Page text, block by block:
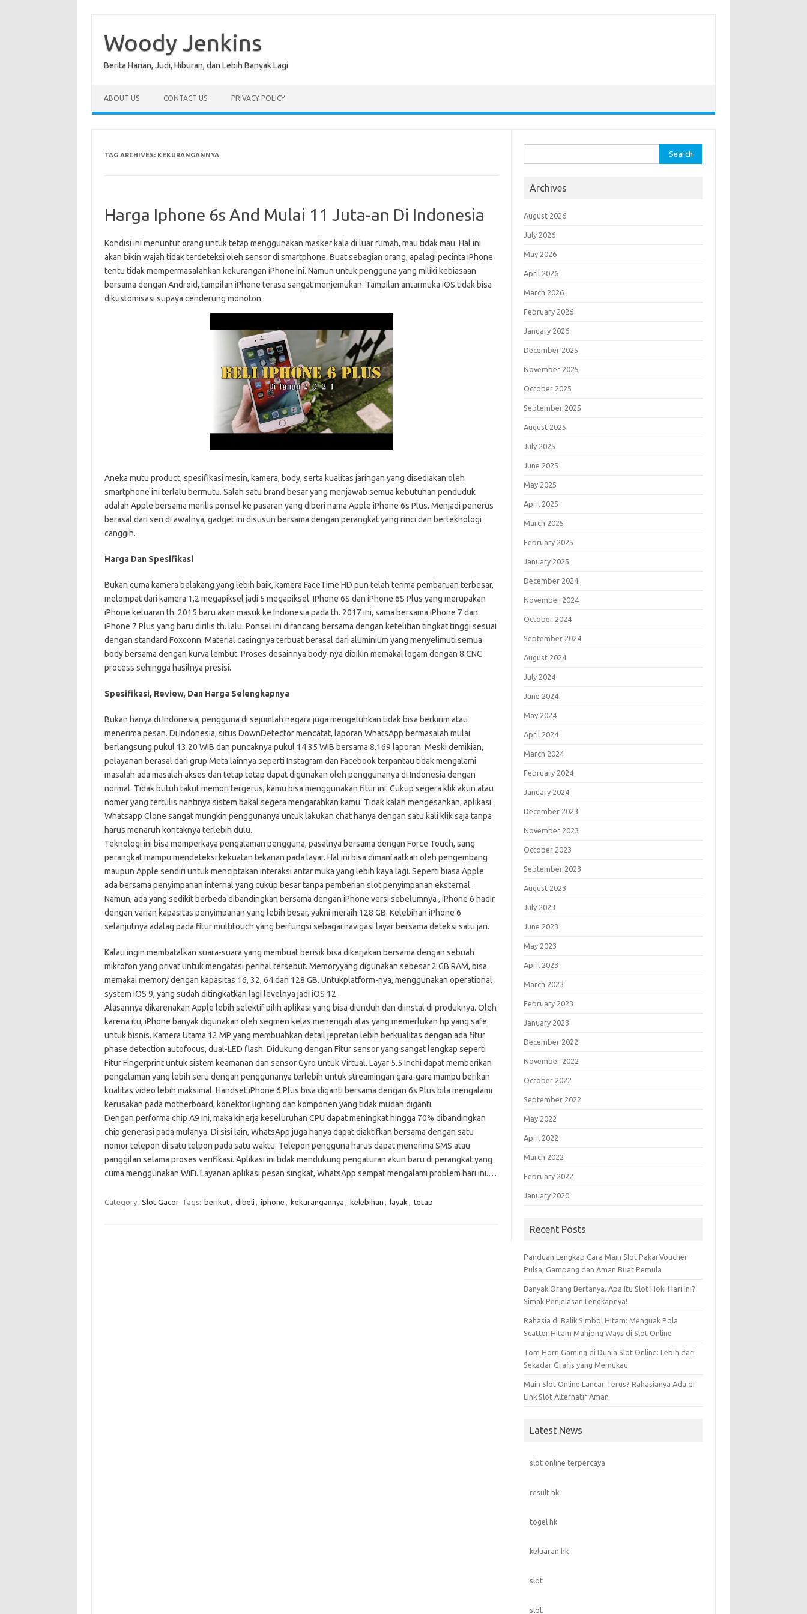
contentWoody Jenkins
Berita Harian, Judi, Hiburan, dan Lebih Banyak Lagi
ABOUT US CONTACT US PRIVACY POLICY
TAG ARCHIVES: KEKURANGANNYA
Harga Iphone 6s And Mulai 11 Juta-an Di Indonesia
Kondisi ini menuntut orang untuk tetap menggunakan masker kala di luar rumah, mau tidak mau. Hal ini
akan bikin wajah tidak terdeteksi oleh sensor di smartphone. Buat sebagian orang, apalagi pecinta iPhone
tentu tidak mempermasalahkan kekurangan iPhone ini. Namun untuk pengguna yang miliki kebiasaan
bersama dengan Android, tampilan iPhone terasa sangat menjemukan. Tampilan antarmuka iOS tidak bisa
dikustomisasi supaya cenderung monoton.
Aneka mutu product, spesifikasi mesin, kamera, body, serta kualitas jaringan yang disediakan oleh
smartphone ini terlalu bermutu. Salah satu brand besar yang menjawab semua kebutuhan penduduk
adalah Apple bersama merilis ponsel ke pasaran yang diberi nama Apple iPhone 6s Plus. Menjadi penerus
berasal dari seri di awalnya, gadget ini disusun bersama dengan perangkat yang rinci dan berteknologi
canggih.
Harga Dan Spesifikasi
Bukan cuma kamera belakang yang lebih baik, kamera FaceTime HD pun telah terima pembaruan terbesar,
melompat dari kamera 1,2 megapiksel jadi 5 megapiksel. IPhone 6S dan iPhone 6S Plus yang merupakan
iPhone keluaran th. 2015 baru akan masuk ke Indonesia pada th. 2017 ini, sama bersama iPhone 7 dan
iPhone 7 Plus yang baru dirilis th. lalu. Ponsel ini dirancang bersama dengan ketelitian tingkat tinggi sesuai
dengan standard Foxconn. Material casingnya terbuat berasal dari aluminium yang menyelimuti semua
body bersama dengan kurva lembut. Proses desainnya body-nya dibikin memakai logam dengan 8 CNC
process sehingga hasilnya presisi.
Spesifikasi, Review, Dan Harga Selengkapnya
Bukan hanya di Indonesia, pengguna di sejumlah negara juga mengeluhkan tidak bisa berkirim atau
menerima pesan. Di Indonesia, situs DownDetector mencatat, laporan WhatsApp bermasalah mulai
berlangsung pukul 13.20 WIB dan puncaknya pukul 14.35 WIB bersama 8.169 laporan. Meski demikian,
pelayanan berasal dari grup Meta lainnya seperti Instagram dan Facebook terpantau tidak mengalami
masalah ada masalah akses dan tetap tetap dapat digunakan oleh penggunanya di Indonesia dengan
normal. Tidak butuh takut memori tergerus, kamu bisa menggunakan fitur ini. Cukup segera klik akun atau
nomer yang tertulis nantinya sistem bakal segera mengarahkan kamu. Tidak kalah mengesankan, aplikasi
Whatsapp Clone sangat mungkin penggunanya untuk lakukan chat hanya dengan satu kali klik saja tanpa
harus menaruh kontaknya terlebih dulu.
Teknologi ini bisa memperkaya pengalaman pengguna, pasalnya bersama dengan Force Touch, sang
perangkat mampu mendeteksi kekuatan tekanan pada layar. Hal ini bisa dimanfaatkan oleh pengembang
maupun Apple sendiri untuk menciptakan interaksi antar muka yang lebih kaya lagi. Seperti biasa Apple
ada bersama penyimpanan internal yang cukup besar tanpa pemberian slot penyimpanan eksternal.
Namun, ada yang sedikit berbeda dibandingkan bersama dengan iPhone versi sebelumnya , iPhone 6 hadir
dengan varian kapasitas penyimpanan yang lebih besar, yakni meraih 128 GB. Kelebihan iPhone 6
selanjutnya adalag pada fitur multitouch yang berfungsi sebagai navigasi layar bersama deteksi satu jari.
Kalau ingin membatalkan suara-suara yang membuat berisik bisa dikerjakan bersama dengan sebuah
mikrofon yang privat untuk mengatasi perihal tersebut. Memoryyang digunakan sebesar 2 GB RAM, bisa
memakai memory dengan kapasitas 16, 32, 64 dan 128 GB. Untukplatform-nya, menggunakan operational
system iOS 9, yang sudah ditingkatkan lagi levelnya jadi iOS 12.
Alasannya dikarenakan Apple lebih selektif pilih aplikasi yang bisa diunduh dan diinstal di produknya. Oleh
karena itu, iPhone banyak digunakan oleh segmen kelas menengah atas yang memerlukan hp yang safe
untuk bisnis. Kamera Utama 12 MP yang membuahkan detail jepretan lebih berkualitas dengan ada fitur
phase detection autofocus, dual-LED flash. Didukung dengan Fitur sensor yang sangat lengkap seperti
Fitur Fingerprint untuk sistem keamanan dan sensor Gyro untuk Virtual. Layar 5.5 Inchi dapat memberikan
pengalaman yang lebih seru dengan penggunanya terlebih untuk streamingan gara-gara mampu berikan
kualitas video lebih maksimal. Handset iPhone 6 Plus bisa diganti bersama dengan 6s Plus bila mengalami
kerusakan pada motherboard, konektor lighting dan komponen yang tidak mudah diganti.
Dengan performa chip A9 ini, maka kinerja keseluruhan CPU dapat meningkat hingga 70% dibandingkan
chip generasi pada mulanya. Di sisi lain, WhatsApp juga hanya dapat diaktifkan bersama dengan satu
nomor telepon di satu telpon pada satu waktu. Telepon pengguna harus dapat menerima SMS atau
panggilan selama proses verifikasi. Aplikasi ini tidak mendukung pengaturan akun baru di perangkat yang
cuma menggunakan WiFi. Layanan aplikasi pesan singkat, WhatsApp sempat mengalami problem hari ini.…
Category: Slot Gacor Tags: berikut dibeli iphone kekurangannya kelebihan layak tetap
for:
Archives
August 2026
July 2026
May 2026
April 2026
March 2026
February 2026
January 2026
December 2025
November 2025
October 2025
September 2025
August 2025
July 2025
June 2025
May 2025
April 2025
March 2025
February 2025
January 2025
December 2024
November 2024
October 2024
September 2024
August 2024
July 2024
June 2024
May 2024
April 2024
March 2024
February 2024
January 2024
December 2023
November 2023
October 2023
September 2023
August 2023
July 2023
June 2023
May 2023
April 2023
March 2023
February 2023
January 2023
December 2022
November 2022
October 2022
September 2022
May 2022
April 2022
March 2022
February 2022
January 2020
Recent Posts
Panduan Lengkap Cara Main Slot Pakai Voucher
Pulsa, Gampang dan Aman Buat Pemula
Banyak Orang Bertanya, Apa Itu Slot Hoki Hari Ini?
Simak Penjelasan Lengkapnya!
Rahasia di Balik Simbol Hitam: Menguak Pola
Scatter Hitam Mahjong Ways di Slot Online
Tom Horn Gaming di Dunia Slot Online: Lebih dari
Sekadar Grafis yang Memukau
Main Slot Online Lancar Terus? Rahasianya Ada di
Link Slot Alternatif Aman
Latest News
slot online terpercaya
result hk
togel hk
keluaran hk
slot
slot